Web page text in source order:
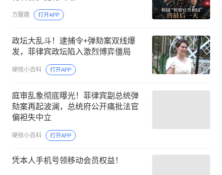
方醒鹿 打开APP
政坛大乱斗！逮捕令+弹劾案双线爆
发，菲律宾政坛陷入激烈博弈僵局
硬核小百科 打开APP
庭审乱象彻底曝光！菲律宾副总统弹
劾案再起波澜，总统府公开痛批法官
偏袒失中立
硬核小百科 打开APP
凭本人手机号领移动会员权益！